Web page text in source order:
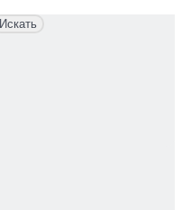
Искать